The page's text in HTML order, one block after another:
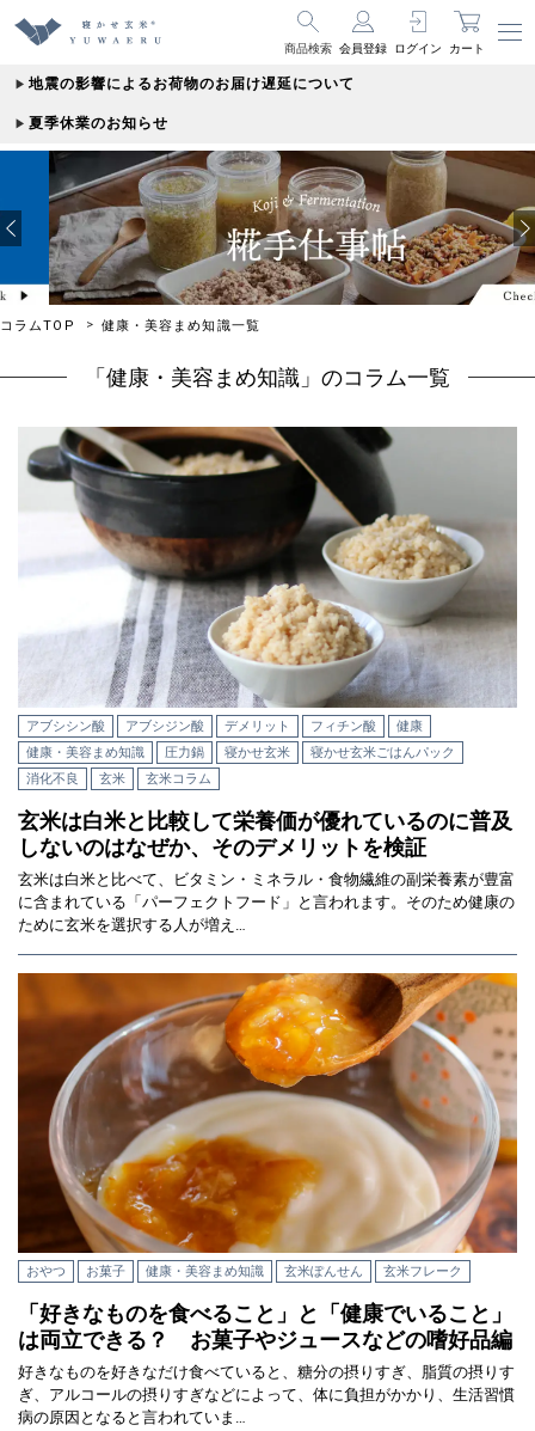
商品検索 会員登録 ログイン カート
地震の影響によるお荷物のお届け遅延について
夏季休業のお知らせ
コラムTOP 健康・美容まめ知識一覧
「健康・美容まめ知識」のコラム一覧
アブシシン酸 アブシジン酸 デメリット フィチン酸
健康
健康・美容まめ知識
圧力鍋 寝かせ玄米
寝かせ玄米ごはんパック
消化不良
玄米 玄米コラム
玄米は白米と比較して栄養価が優れているのに普及
しないのはなぜか、そのデメリットを検証
玄米は白米と比べて、ビタミン・ミネラル・食物繊維の副栄養素が豊富
に含まれている「パーフェクトフード」と言われます。そのため健康の
ために玄米を選択する人が増え…
おやつ お菓子 健康・美容まめ知識 玄米ぽんせん 玄米フレーク
「好きなものを食べること」と「健康でいること」
は両立できる？ お菓子やジュースなどの嗜好品編
好きなものを好きなだけ食べていると、糖分の摂りすぎ、脂質の摂りす
ぎ、アルコールの摂りすぎなどによって、体に負担がかかり、生活習慣
病の原因となると言われていま…